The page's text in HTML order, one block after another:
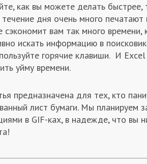
как вы можете делать
дня очень много
сэкономит вам так много
искать информацию в
горячие клавиши. И
уйму времени.
предназначена для тех, кто
лист бумаги. Мы планируем
в GIF-ках, в надежде, что вы